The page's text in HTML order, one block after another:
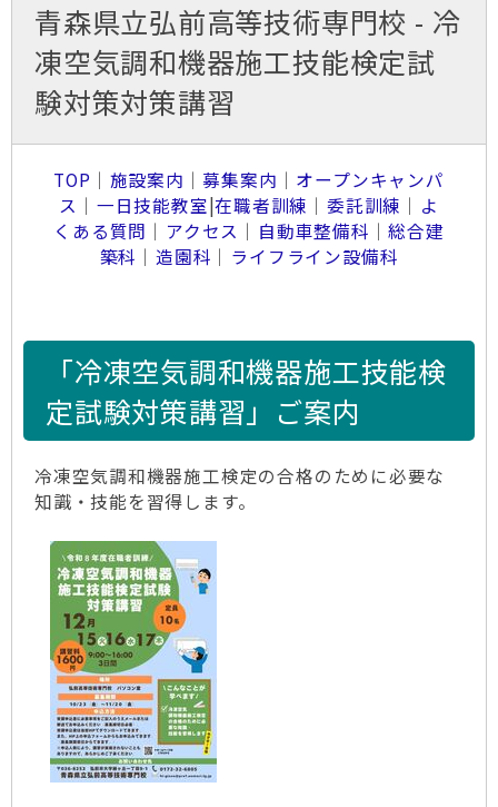
青森県立弘前高等技術専門校 - 冷
凍空気調和機器施工技能検定試
験対策対策講習
TOP ｜ 施設案内 ｜募集案内 ｜ オープンキャンパ
ス ｜ 一日技能教室|在職者訓練 ｜委託訓練 ｜ よ
くある質問 ｜ アクセス ｜ 自動車整備科 ｜総合建
築科 ｜造園科 ｜ ライフライン設備科
「冷凍空気調和機器施工技能検
定試験対策講習」ご案内
冷凍空気調和機器施工検定の合格のために必要な
知識・技能を習得します。